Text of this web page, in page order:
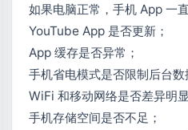
如果电脑正常，手机 App 一
YouTube App 是否更新；
App 缓存是否异常；
手机省电模式是否限制后台数
WiFi 和移动网络是否差异明显
手机存储空间是否不足；